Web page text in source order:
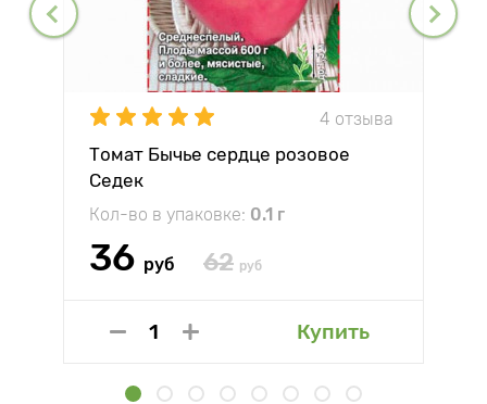
4 отзыва
Томат Бычье сердце розовое
Седек
Кол-во в упаковке: 0.1 г
36 руб 62 руб
Купить